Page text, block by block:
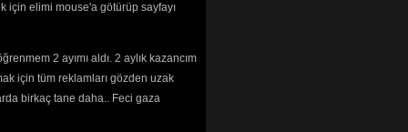
için elimi mouse'a götürüp sayfayı
2 ayımı aldı. 2 aylık kazancım
için tüm reklamları gözden uzak
birkaç tane daha.. Feci gaza